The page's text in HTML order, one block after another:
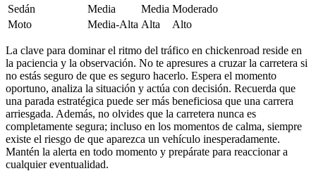
Sedán
Media Media Moderado
Moto
Media-Alta Alta Alto
La clave para dominar el ritmo del tráfico en chickenroad reside en
la paciencia y la observación. No te apresures a cruzar la carretera si
no estás seguro de que es seguro hacerlo. Espera el momento
oportuno, analiza la situación y actúa con decisión. Recuerda que
una parada estratégica puede ser más beneficiosa que una carrera
arriesgada. Además, no olvides que la carretera nunca es
completamente segura; incluso en los momentos de calma, siempre
existe el riesgo de que aparezca un vehículo inesperadamente.
Mantén la alerta en todo momento y prepárate para reaccionar a
cualquier eventualidad.